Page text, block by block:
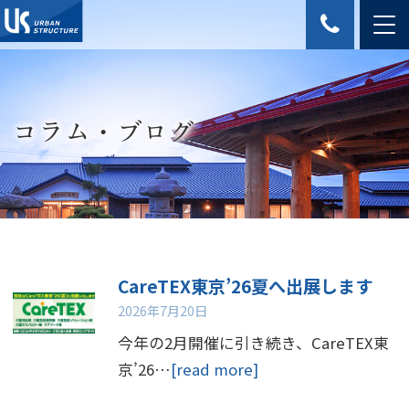
コラム・ブログ
CareTEX東京’26夏へ出展します
2026年7月20日
今年の2月開催に引き続き、CareTEX東
京’26…[read more]